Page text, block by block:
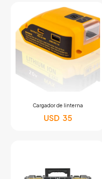
Cargador de linterna
USD 35